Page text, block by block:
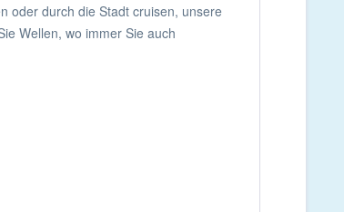
oder durch die Stadt cruisen, unsere
Wellen, wo immer Sie auch